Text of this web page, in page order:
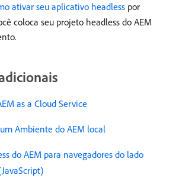
ativar seu aplicativo headless por
coloca seu projeto headless do AEM
as a Cloud Service
Ambiente do AEM local
do AEM para navegadores do lado